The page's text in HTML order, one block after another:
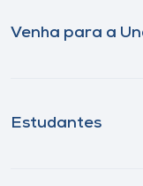
Venha para a
Estudantes